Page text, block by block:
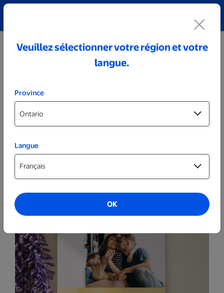
Calendriers
Calendrier prêt le jour même de 8 x 10 po
Veuillez sélectionner votre région et votre
langue.
Province
Langue
OK